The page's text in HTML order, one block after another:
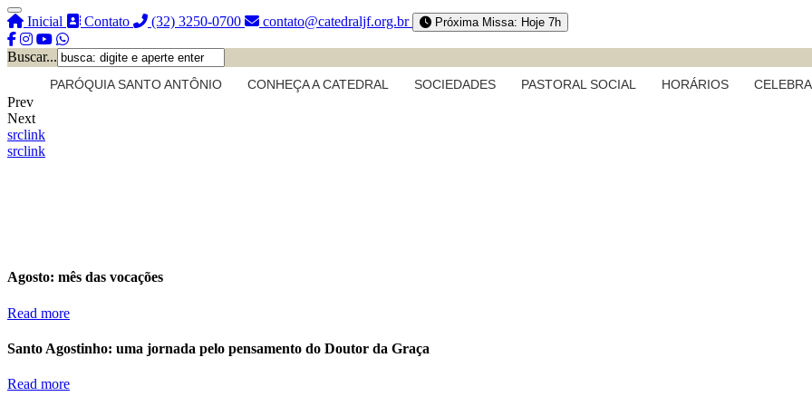
Inicial Contato (32) 3250-0700 contato@catedraljf.org.br Próxima Missa: Hoje 7h
Buscar...
PARÓQUIA SANTO ANTÔNIO CONHEÇA A CATEDRAL SOCIEDADES PASTORAL SOCIAL HORÁRIOS
Prev
Next
srclink
srclink
Agosto: mês das vocações
Read more
Santo Agostinho: uma jornada pelo pensamento do Doutor da Graça
Read more